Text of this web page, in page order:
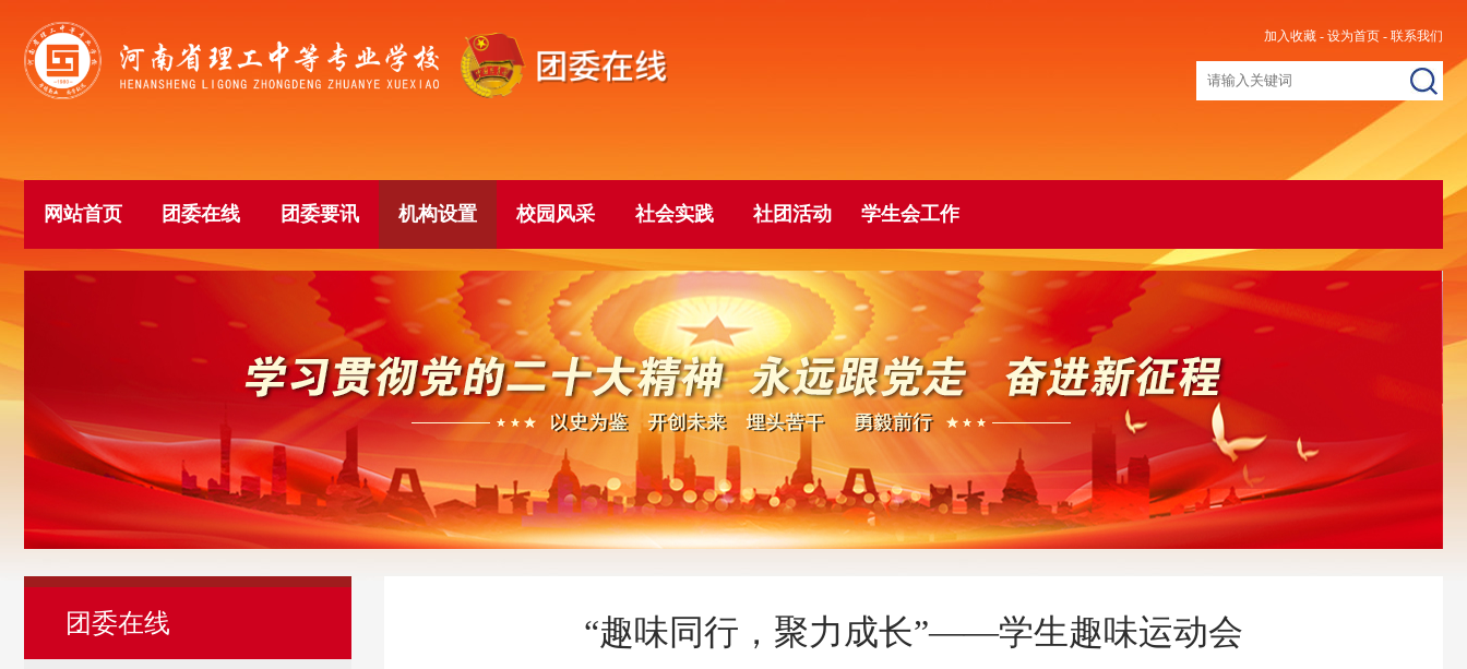
加入收藏 - 设为首页 - 联系我们
网站首页 团委在线 团委要讯 机构设置 校园风采 社会实践 社团活动 学生会工作
团委在线 “趣味同行，聚力成长”——学生趣味运动会